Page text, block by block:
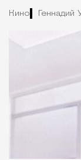
Кино Геннадий